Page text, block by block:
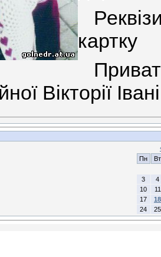
картку
Вікторії
Пн
Вт
3
4
10
11
17
18
24
25